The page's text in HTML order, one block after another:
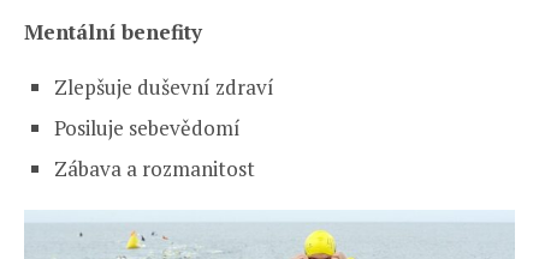
Mentální benefity
Zlepšuje duševní zdraví
Posiluje sebevědomí
Zábava a rozmanitost